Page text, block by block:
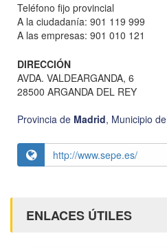
Teléfono fijo provincial
A la ciudadanía: 901 119 999
A las empresas: 901 010 121
DIRECCIÓN
AVDA. VALDEARGANDA, 6
28500 ARGANDA DEL REY
Provincia de Madrid, Municipio de
http://www.sepe.es/
ENLACES ÚTILES